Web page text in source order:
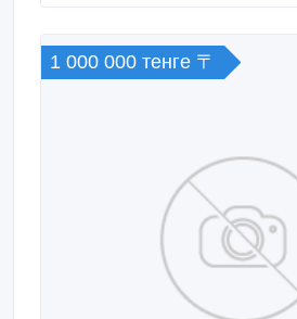
1 000 000 тенге 〒